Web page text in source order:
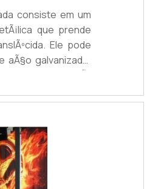
consiste em um
que prende
Ele pode
galvanizado,
ou de alumÃ­
galvanizado
moderno Ã
muito
confere dinamismo
Ã³tima opÃ§Ã£o